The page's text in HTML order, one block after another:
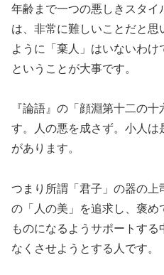
年齢まで一つの悪しきスタイ
は、非常に難しいことだと
ように「棄人」はいないわけ
ということが大事です。
『論語』の「顔淵第十二の
す。人の悪を成さず。小人
があります。
つまり所謂「君子」の器の
の「人の美」を追求し、褒め
ものになるようサポートす
なくさせようとする人です。